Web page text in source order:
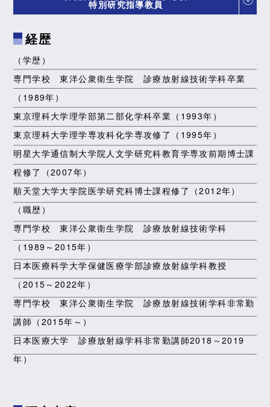
特別研究指導教員
博士前期課程
放射線教育学
放射線学領域の教育系研究には、学校教育法、医療
法等などの関連法令、医療安全、臨床実習、新人教
育など様々な研究テーマがあります。それぞれの教
育の場における理念に基づいた過程の中で、法令の
理解と解釈、教育手法や評価方法の開発、教育効果
の検証を行っていきます。また、医療者教育を適切
に実践できる教育研究者の育成を目指します。
研究や大学院進学についての質問・相談
お問い合わせ
経歴
（学歴）
専門学校 東洋公衆衛生学院 診療放射線技術学科卒業
（1989年）
東京理科大学理学部第二部化学科卒業（1993年）
東京理科大学理学専攻科化学専攻修了（1995年）
明星大学通信制大学院人文学研究科教育学専攻前期博士課
程修了（2007年）
順天堂大学大学院医学研究科博士課程修了（2012年）
（職歴）
専門学校 東洋公衆衛生学院 診療放射線技術学科
（1989～2015年）
日本医療科学大学保健医療学部診療放射線学科教授
（2015～2022年）
専門学校 東洋公衆衛生学院 診療放射線技術学科非常勤
講師（2015年～）
日本医療大学 診療放射線学科非常勤講師2018～2019
年）